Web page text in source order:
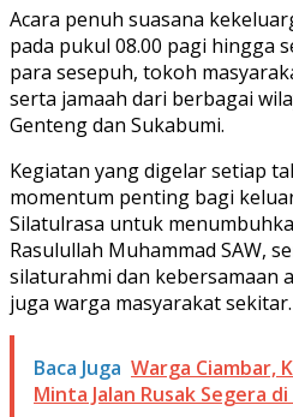
Acara penuh suasana
pada pukul 08.00 pagi hingga
para sesepuh, tokoh
serta jamaah dari berbagai
Genteng dan Sukabumi.
Kegiatan yang digelar setiap
momentum penting bagi
Silatulrasa untuk
Rasulullah Muhammad SAW,
silaturahmi dan kebersamaan
juga warga masyarakat sekitar.
Baca Juga Warga Ciambar,
Minta Jalan Rusak Segera